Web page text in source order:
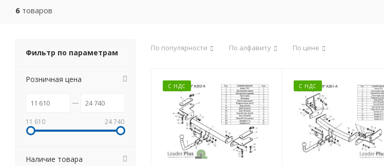
6 товаров
По популярности По алфавиту По цене
С НДС С НДС
Фильтр по параметрам
Розничная цена
11 610 24 740
Наличие товара